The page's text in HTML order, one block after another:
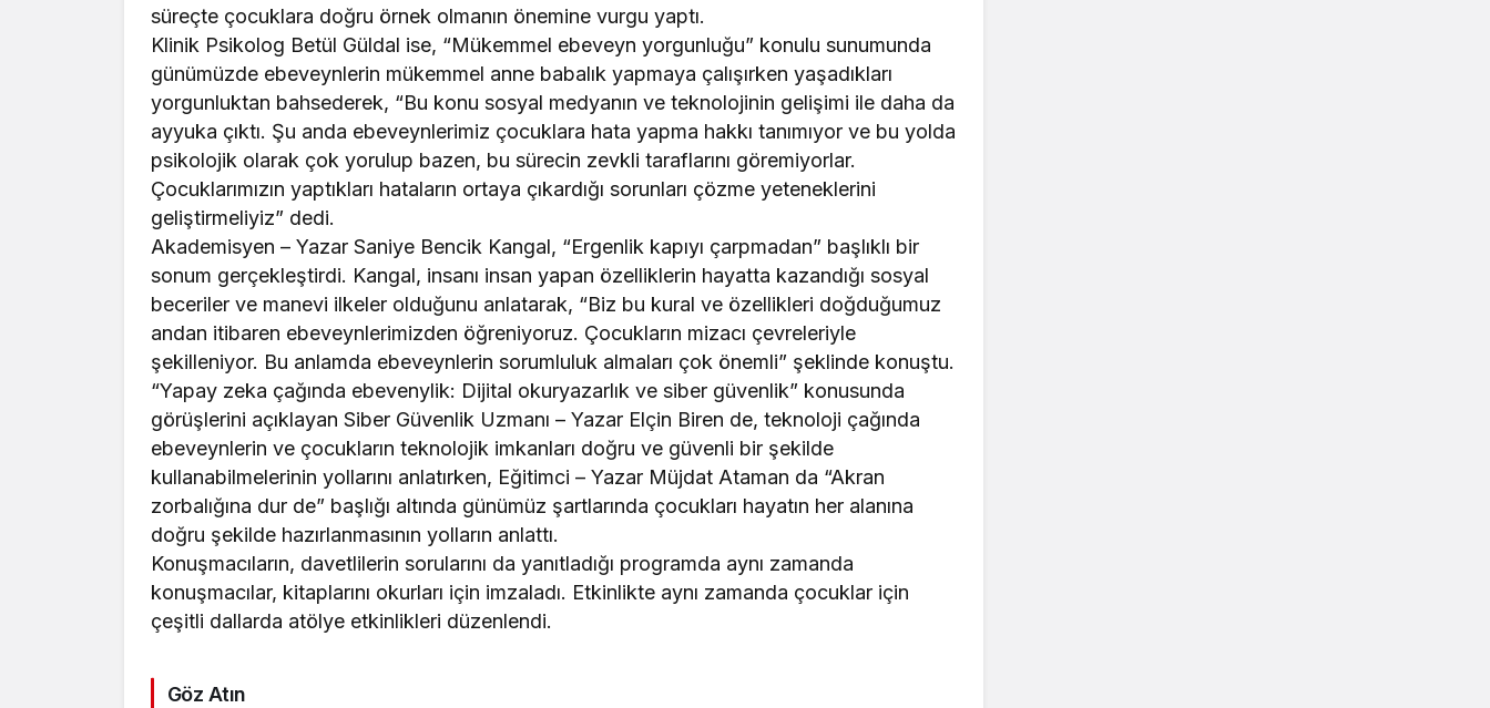
süreçte çocuklara doğru örnek olmanın önemine vurgu yaptı.
Klinik Psikolog Betül Güldal ise, “Mükemmel ebeveyn yorgunluğu” konulu sunumunda
günümüzde ebeveynlerin mükemmel anne babalık yapmaya çalışırken yaşadıkları
yorgunluktan bahsederek, “Bu konu sosyal medyanın ve teknolojinin gelişimi ile daha da
ayyuka çıktı. Şu anda ebeveynlerimiz çocuklara hata yapma hakkı tanımıyor ve bu yolda
psikolojik olarak çok yorulup bazen, bu sürecin zevkli taraflarını göremiyorlar.
Çocuklarımızın yaptıkları hataların ortaya çıkardığı sorunları çözme yeteneklerini
geliştirmeliyiz” dedi.
Akademisyen – Yazar Saniye Bencik Kangal, “Ergenlik kapıyı çarpmadan” başlıklı bir
sonum gerçekleştirdi. Kangal, insanı insan yapan özelliklerin hayatta kazandığı sosyal
beceriler ve manevi ilkeler olduğunu anlatarak, “Biz bu kural ve özellikleri doğduğumuz
andan itibaren ebeveynlerimizden öğreniyoruz. Çocukların mizacı çevreleriyle
şekilleniyor. Bu anlamda ebeveynlerin sorumluluk almaları çok önemli” şeklinde konuştu.
“Yapay zeka çağında ebevenylik: Dijital okuryazarlık ve siber güvenlik” konusunda
görüşlerini açıklayan Siber Güvenlik Uzmanı – Yazar Elçin Biren de, teknoloji çağında
ebeveynlerin ve çocukların teknolojik imkanları doğru ve güvenli bir şekilde
kullanabilmelerinin yollarını anlatırken, Eğitimci – Yazar Müjdat Ataman da “Akran
zorbalığına dur de” başlığı altında günümüz şartlarında çocukları hayatın her alanına
doğru şekilde hazırlanmasının yolların anlattı.
Konuşmacıların, davetlilerin sorularını da yanıtladığı programda aynı zamanda
konuşmacılar, kitaplarını okurları için imzaladı. Etkinlikte aynı zamanda çocuklar için
çeşitli dallarda atölye etkinlikleri düzenlendi.
Göz Atın